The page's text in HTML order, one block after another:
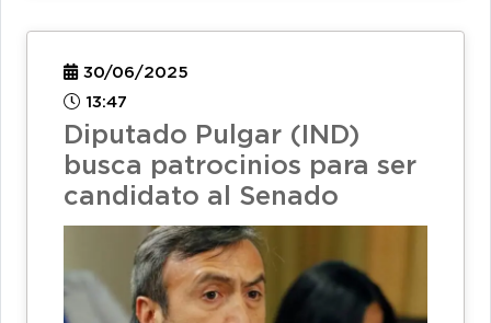
30/06/2025
13:47
Diputado Pulgar (IND)
busca patrocinios para ser
candidato al Senado